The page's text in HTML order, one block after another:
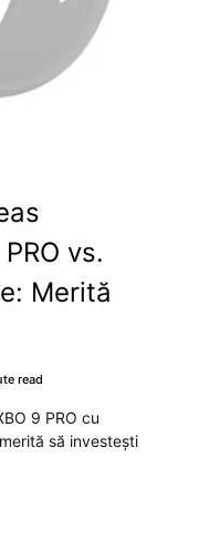
vs.
Merită
read
9 PRO cu
să investești